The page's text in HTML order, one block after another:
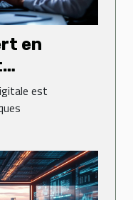
en
est